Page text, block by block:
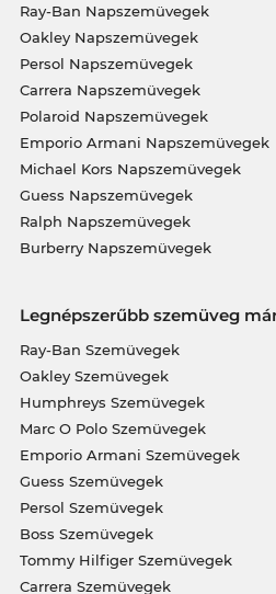
Ray-Ban Napszemüvegek
Oakley Napszemüvegek
Persol Napszemüvegek
Carrera Napszemüvegek
Polaroid Napszemüvegek
Emporio Armani Napszemüvegek
Michael Kors Napszemüvegek
Guess Napszemüvegek
Ralph Napszemüvegek
Burberry Napszemüvegek
Legnépszerűbb szemüveg
Ray-Ban Szemüvegek
Oakley Szemüvegek
Humphreys Szemüvegek
Marc O Polo Szemüvegek
Emporio Armani Szemüvegek
Guess Szemüvegek
Persol Szemüvegek
Boss Szemüvegek
Tommy Hilfiger Szemüvegek
Carrera Szemüvegek